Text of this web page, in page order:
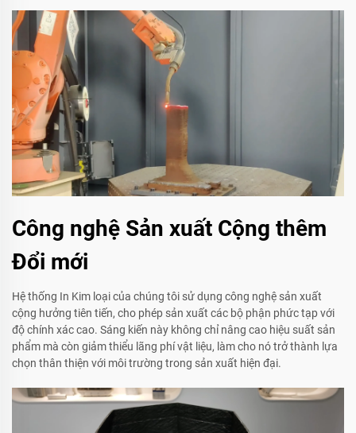
Công nghệ Sản xuất Cộng thêm
Đổi mới
Hệ thống In Kim loại của chúng tôi sử dụng công nghệ sản xuất
cộng hưởng tiên tiến, cho phép sản xuất các bộ phận phức tạp với
độ chính xác cao. Sáng kiến này không chỉ nâng cao hiệu suất sản
phẩm mà còn giảm thiểu lãng phí vật liệu, làm cho nó trở thành lựa
chọn thân thiện với môi trường trong sản xuất hiện đại.